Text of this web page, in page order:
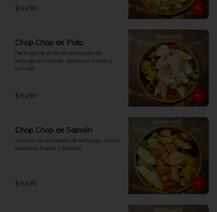
$9.490
Chop Chop de Pollo
Pechuga de pollo en ensalada de
lechuga con choclo, aceituna, huevo y
tomate
$9.490
Chop Chop de Salmón
Salmón en ensalada de lechucga, choclo,
aceituna, huevo y tomate
$9.490